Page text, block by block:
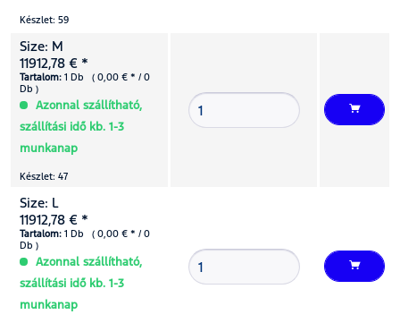
Készlet: 59
Size: M
11912,78 € *
Tartalom: 1 Db ( 0,00 € * / 0
Db )
Azonnal szállítható,
szállítási idő kb. 1-3
munkanap
Készlet: 47
Size: L
11912,78 € *
Tartalom: 1 Db ( 0,00 € * / 0
Db )
Azonnal szállítható,
szállítási idő kb. 1-3
munkanap